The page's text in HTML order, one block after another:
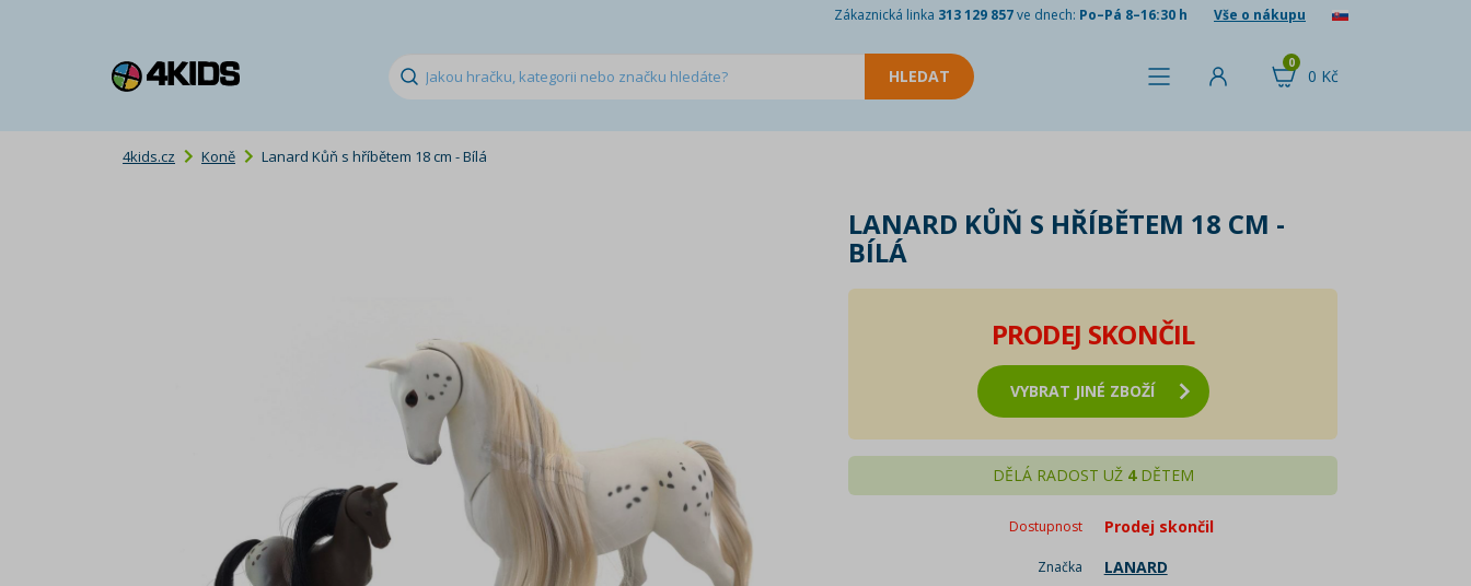
Zákaznická linka 313 129 857ve dnech: Po–Pá 8–16:30 h Vše o nákupu
0 Kč
0
4kids.cz Koně Lanard Kůň s hříbětem 18 cm - Bílá
LANARD KŮŇ S HŘÍBĚTEM 18 CM -
BÍLÁ
PRODEJ SKONČIL
VYBRAT JINÉ ZBOŽÍ
DĚLÁ RADOST UŽ 4DĚTEM
Dostupnost Prodej skončil
Značka LANARD